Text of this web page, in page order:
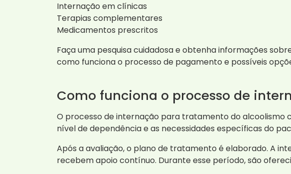
Internação em clínicas
Terapias complementares
Medicamentos prescritos
Faça uma pesquisa cuidadosa e obtenha informações
como funciona o processo de pagamento e possíveis
Como funciona o processo de
O processo de internação para tratamento do alcoolismo
nível de dependência e as necessidades específicas do
Após a avaliação, o plano de tratamento é elaborado. A
recebem apoio contínuo. Durante esse período, são